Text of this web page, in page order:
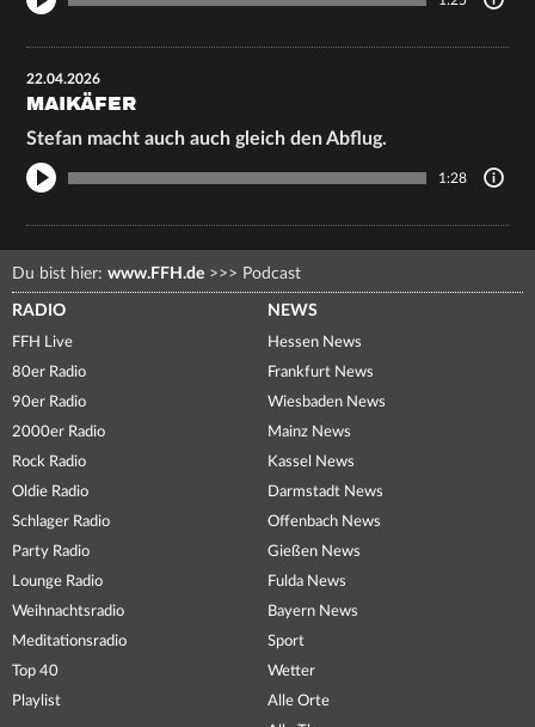
22.04.2026
MAIKÄFER
Stefan macht auch auch gleich den Abflug.
1:28
Du bist hier: www.FFH.de >>> Podcast
RADIO
FFH Live
80er Radio
90er Radio
2000er Radio
Rock Radio
Oldie Radio
Schlager Radio
Party Radio
Lounge Radio
Weihnachtsradio
Meditationsradio
Top 40
Playlist
NEWS
Hessen News
Frankfurt News
Wiesbaden News
Mainz News
Kassel News
Darmstadt News
Offenbach News
Gießen News
Fulda News
Bayern News
Sport
Wetter
Alle Orte